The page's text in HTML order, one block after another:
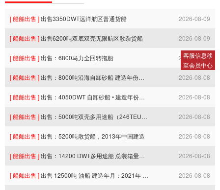
客服信息移
至会员中心
[ 船舶出售 ]出售3350DWT远洋航区普通货船 2026-08-09
07:55:46.0
[ 船舶出售 ]出售6200吨双底双壳无限航区散杂货船 2026-08-09
07:55:34.0
[ 船舶出售 ]出售：6800马力全回转拖船 2026-08-08
22:56:52.0
[ 船舶出售 ]出售：8000吨沿海自卸砂船 建造年份：2017年 2026-08-08
22:56:50.0
[ 船舶出售 ]出售：4050DWT 自卸砂船 • 建造年份：2019年06月 2026-08-08
22:56:49.0
[ 船舶出售 ]出售：5000吨双壳多用途船（246TEU集装箱两用） 2026-08-08
22:56:49.0
[ 船舶出售 ]出售：5200吨散货船，2013年中国建造 2026-08-08
22:56:48.0
[ 船舶出售 ]出售：14200 DWT多用途船 总装箱量：850TEU • 建造年份：2012年 2026-08-08
22:56:47.0
[ 船舶出售 ]出售 12500吨 油船 建造年月：2021年 ccs 双底双壳 单机 2026-08-08